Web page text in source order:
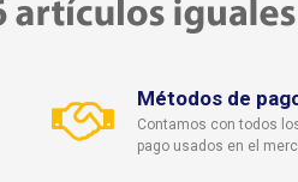
Métodos de
Contamos con todos
pago usados en el